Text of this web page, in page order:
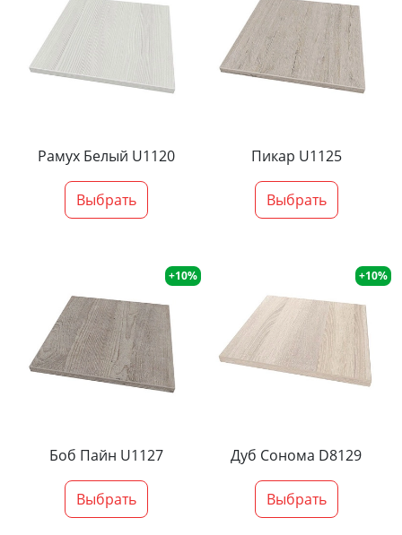
Рамух Белый U1120
Выбрать
Пикар U1125
Выбрать
+10%
Боб Пайн U1127
Выбрать
+10%
Дуб Сонома D8129
Выбрать